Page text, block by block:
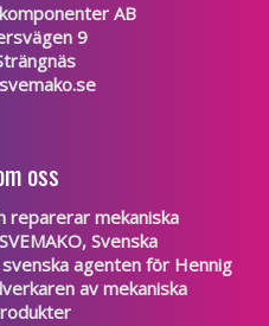
AB
9
oss
reparerar mekaniska
Svenska
agenten för Hennig
av mekaniska